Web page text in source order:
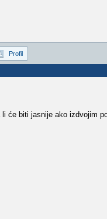
Profil
li će biti jasnije ako izdvojim